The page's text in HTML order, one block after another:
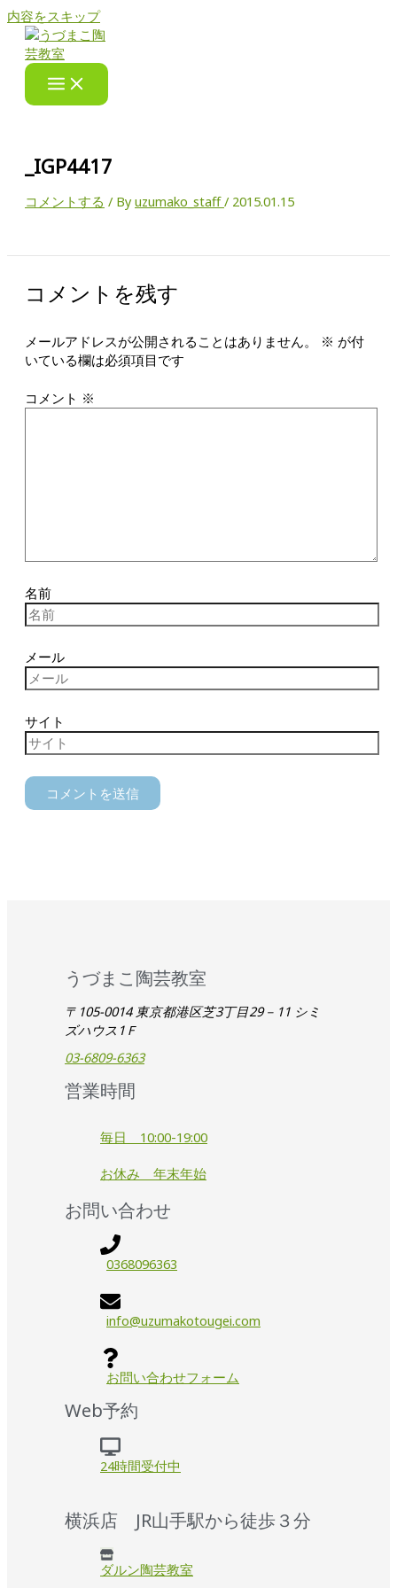
内容をスキップ
_IGP4417
コメントする / Byuzumako_staff/ 2015.01.15
コメントを残す
メールアドレスが公開されることはありません。 ※ が付
いている欄は必須項目です
コメント ※
名前
メール
サイト
うづまこ陶芸教室
〒105-0014 東京都港区芝3丁目29－11 シミ
ズハウス1Ｆ
03-6809-6363
営業時間
毎日 10:00-19:00
お休み 年末年始
お問い合わせ
0368096363
info@uzumakotougei.com
お問い合わせフォーム
Web予約
24時間受付中
横浜店 JR山手駅から徒歩３分
ダルン陶芸教室